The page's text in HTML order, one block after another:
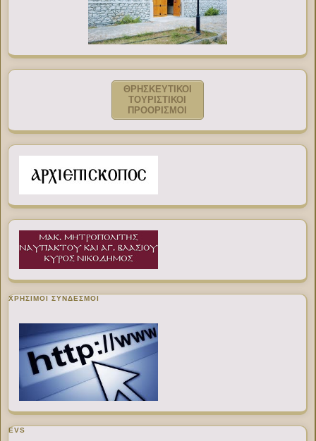
ΘΡΗΣΚΕΥΤΙΚΟΙ
ΤΟΥΡΙΣΤΙΚΟΙ
ΠΡΟΟΡΙΣΜΟΙ
ΧΡΉΣΙΜΟΙ ΣΎΝΔΕΣΜΟΙ
EVS